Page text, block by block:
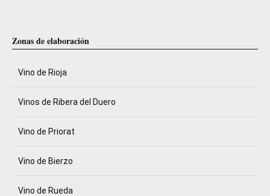
Zonas de elaboración
Vino de Rioja
Vinos de Ribera del Duero
Vino de Priorat
Vino de Bierzo
Vino de Rueda